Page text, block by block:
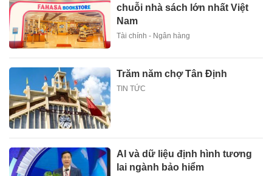
chuỗi nhà sách lớn nhất Việt
Nam
Tài chính - Ngân hàng
Trăm năm chợ Tân Định
TIN TỨC
AI và dữ liệu định hình tương
lai ngành bảo hiểm